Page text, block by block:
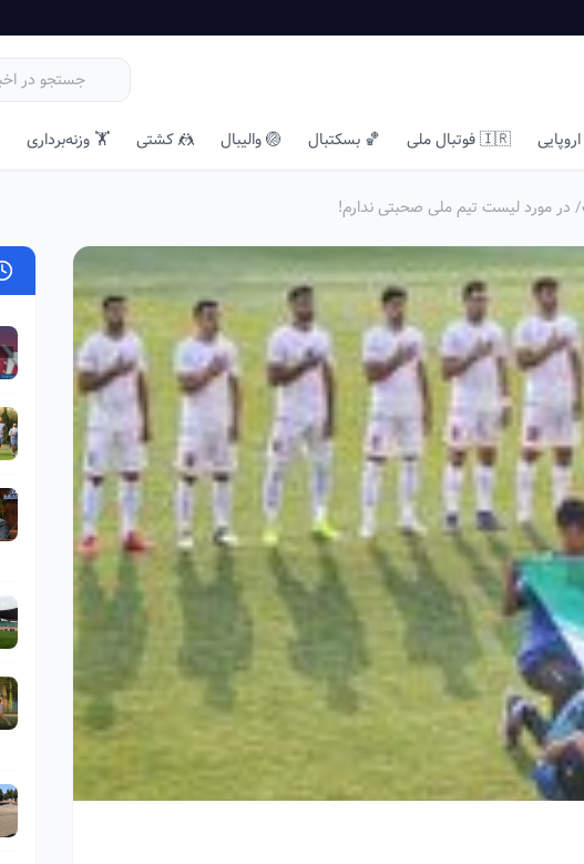
🇮🇷 فوتبال ملی 🏀 بسکتبال 🏐 والیبال 🤼 کشتی 🏋️ وزنه‌برداری
در مورد لیست تیم ملی صحبتی ندارم!